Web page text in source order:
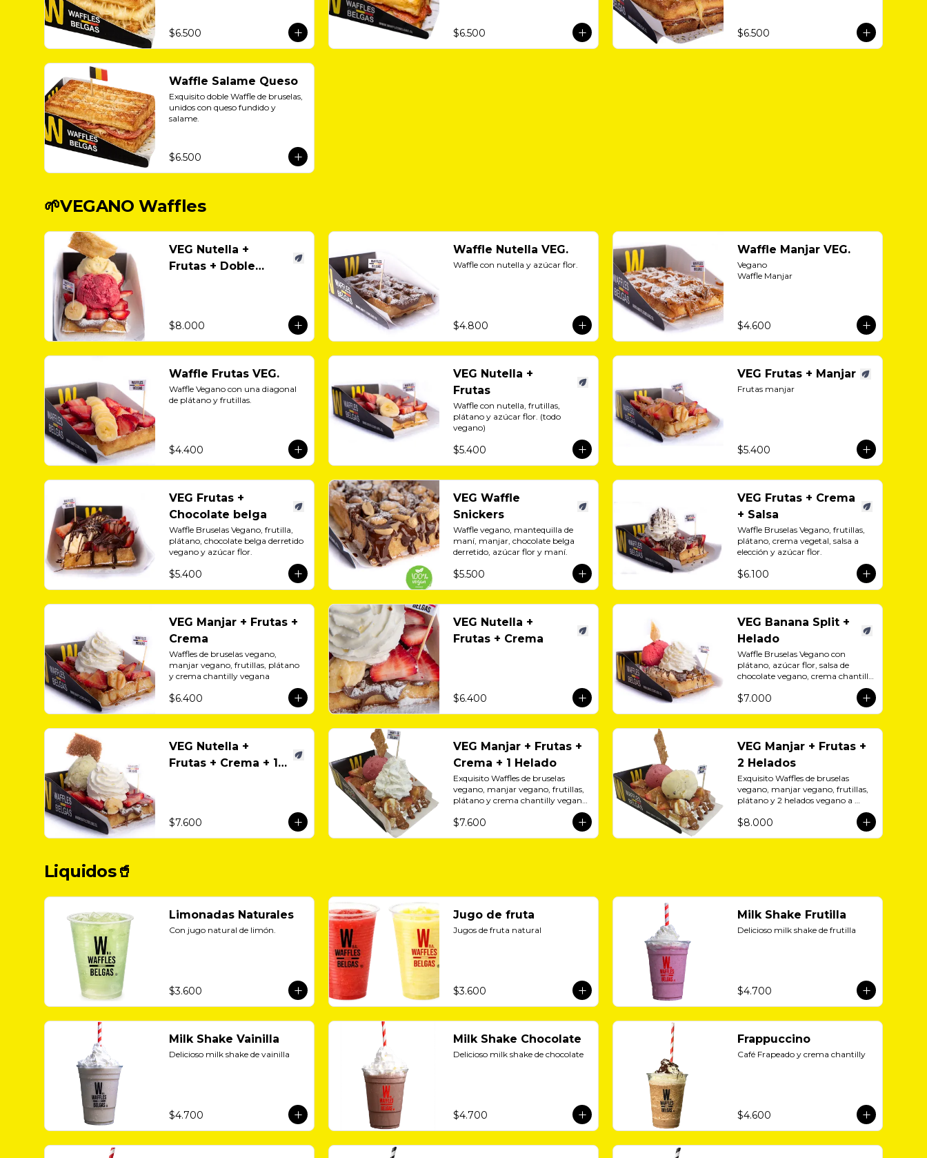
$6.500 $6.500 $6.500
Waffle Salame Queso
Exquisito doble Waffle de bruselas,
unidos con queso fundido y
salame.
$6.500
🌱VEGANO Waffles
VEG Nutella +
Frutas + Doble
$8.000
Waffle Nutella VEG.
Waffle con nutella y azúcar flor.
$4.800
Waffle Manjar VEG.
Vegano
Waffle Manjar
$4.600
Waffle Frutas VEG.
Waffle Vegano con una diagonal
de plátano y frutillas.
$4.400
VEG Nutella +
Frutas
Waffle con nutella, frutillas,
plátano y azúcar flor. (todo
vegano)
$5.400
VEG Frutas + Manjar
Frutas manjar
$5.400
VEG Frutas +
Chocolate belga
Waffle Bruselas Vegano, frutilla,
plátano, chocolate belga derretido
vegano y azúcar flor.
$5.400
VEG Waffle
Snickers
Waffle vegano, mantequilla de
maní, manjar, chocolate belga
derretido, azúcar flor y maní.
$5.500
VEG Frutas + Crema
+ Salsa
Waffle Bruselas Vegano, frutillas,
plátano, crema vegetal, salsa a
elección y azúcar flor.
$6.100
VEG Manjar + Frutas +
Crema
Waffles de bruselas vegano,
manjar vegano, frutillas, plátano
y crema chantilly vegana
$6.400
VEG Nutella +
Frutas + Crema
$6.400
VEG Banana Split +
Helado
Waffle Bruselas Vegano con
plátano, azúcar flor, salsa de
chocolate vegano, crema chantilly
$7.000
VEG Nutella +
Frutas + Crema + 1
$7.600
VEG Manjar + Frutas +
Crema + 1 Helado
Exquisito Waffles de bruselas
vegano, manjar vegano, frutillas,
plátano y crema chantilly vegana
$7.600
VEG Manjar + Frutas +
2 Helados
Exquisito Waffles de bruselas
vegano, manjar vegano, frutillas,
plátano y 2 helados vegano a
$8.000
Liquidos🥤
Limonadas Naturales
Con jugo natural de limón.
$3.600
Jugo de fruta
Jugos de fruta natural
$3.600
Milk Shake Frutilla
Delicioso milk shake de frutilla
$4.700
Milk Shake Vainilla
Delicioso milk shake de vainilla
$4.700
Milk Shake Chocolate
Delicioso milk shake de chocolate
$4.700
Frappuccino
Café Frapeado y crema chantilly
$4.600